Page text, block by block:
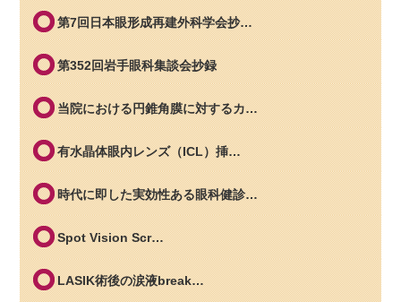
第7回日本眼形成再建外科学会抄…
第352回岩手眼科集談会抄録
当院における円錐角膜に対するカ…
有水晶体眼内レンズ（ICL）挿…
時代に即した実効性ある眼科健診…
Spot Vision Scr…
LASIK術後の涙液break…